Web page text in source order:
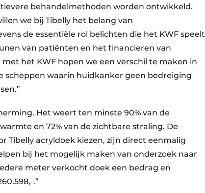
behandelmethoden worden ontwikkeld.
we bij Tibelly het belang van
de essentiële rol belichten die het KWF speelt
van patiënten en het financieren van
het KWF hopen we een verschil te maken in
waarin huidkanker geen bedreiging
Het weert ten minste 90% van de
en 72% van de zichtbare straling. De
Tibelly acryldoek kiezen, zijn direct eenmalig
bij het mogelijk maken van onderzoek naar
meter verkocht doek een bedrag en
.”